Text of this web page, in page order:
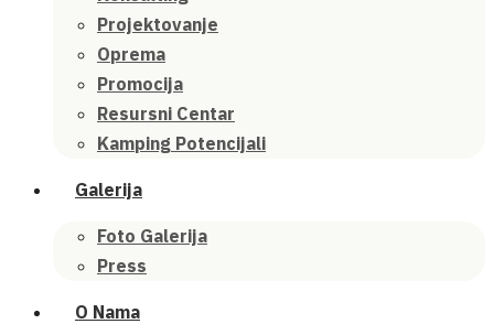
Projektovanje
Oprema
Promocija
Resursni Centar
Kamping Potencijali
Galerija
Foto Galerija
Press
O Nama